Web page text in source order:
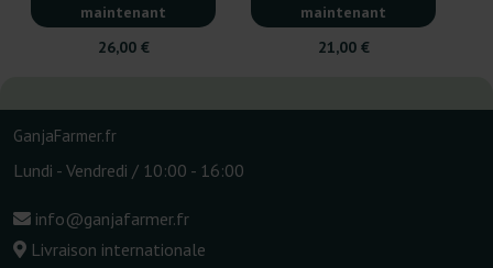
maintenant
26,00 €
maintenant
21,00 €
GanjaFarmer.fr
Lundi - Vendredi / 10:00 - 16:00
info@ganjafarmer.fr
Livraison internationale